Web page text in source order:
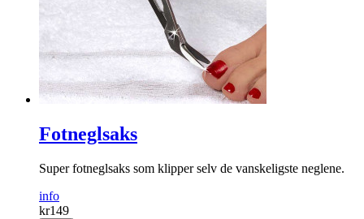
Fotneglsaks
Super fotneglsaks som klipper selv de vanskeligste neglene.
info
kr149